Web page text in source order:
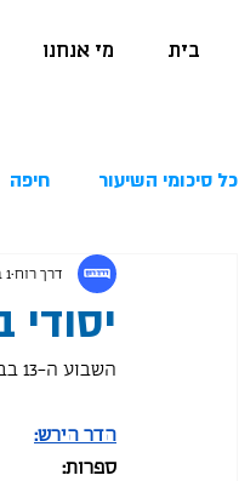
מי אנחנו בית
כל סיכומי השיעור חיפה
יסודי בת
דרך רוח 1 בפבר׳ 2023
השבוע ה-13 בבית החינוך למדעי הרוח לתלמידי היסודי בבת ים .
הדר הירש:
ספרות: